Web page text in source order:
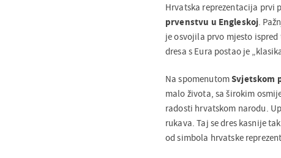
Hrvatska reprezentacija prvi
prvenstvu u Engleskoj.
je osvojila prvo mjesto
dresa s Eura postao je
Na spomenutomSvjetskom
malo života, sa širokim
radosti hrvatskom narodu.
rukava. Taj se dres kasnije
od simbola hrvatske